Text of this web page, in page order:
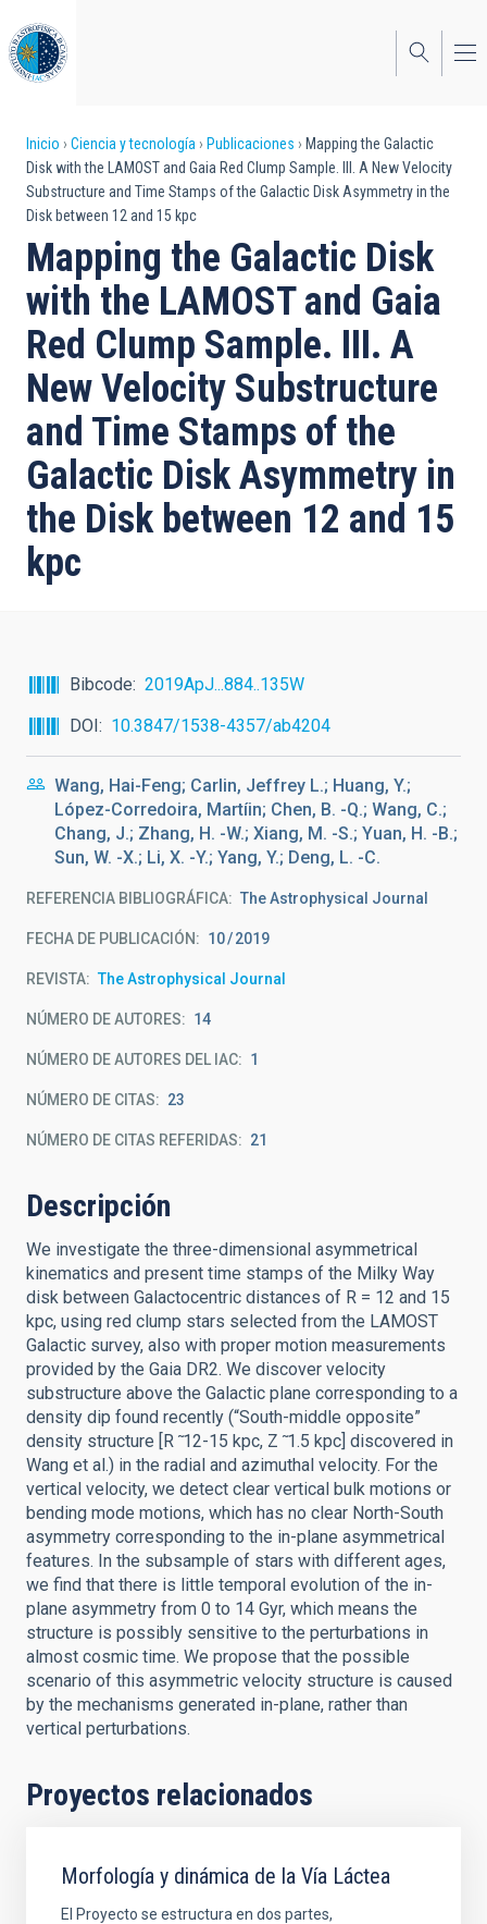
al
contenido
principal
Sobrescribir
enlaces
de
ayuda
a
la
navegación
Inicio Ciencia y tecnología Publicaciones
Mapping the Galactic
Disk with the LAMOST and Gaia Red Clump Sample. III. A New Velocity
Substructure and Time Stamps of the Galactic Disk Asymmetry in the
Disk between 12 and 15 kpc
Mapping the Galactic Disk
with the LAMOST and Gaia
Red Clump Sample. III. A
New Velocity Substructure
and Time Stamps of the
Galactic Disk Asymmetry in
the Disk between 12 and 15
kpc
Bibcode
2019ApJ...884..135W
DOI
10.3847/1538-4357/ab4204
Wang, Hai-Feng; Carlin, Jeffrey L.; Huang, Y.;
López-Corredoira, Martíin; Chen, B. -Q.; Wang, C.;
Chang, J.; Zhang, H. -W.; Xiang, M. -S.; Yuan, H. -B.;
Sun, W. -X.; Li, X. -Y.; Yang, Y.; Deng, L. -C.
REFERENCIA BIBLIOGRÁFICA The Astrophysical Journal
FECHA DE PUBLICACIÓN: 10 2019
REVISTA The Astrophysical Journal
NÚMERO DE AUTORES 14
NÚMERO DE AUTORES DEL IAC 1
NÚMERO DE CITAS 23
NÚMERO DE CITAS REFERIDAS 21
Descripción
We investigate the three-dimensional asymmetrical
kinematics and present time stamps of the Milky Way
disk between Galactocentric distances of R = 12 and 15
kpc, using red clump stars selected from the LAMOST
Galactic survey, also with proper motion measurements
provided by the Gaia DR2. We discover velocity
substructure above the Galactic plane corresponding to a
density dip found recently (“South-middle opposite”
density structure [R ̃ 12-15 kpc, Z ̃ 1.5 kpc] discovered in
Wang et al.) in the radial and azimuthal velocity. For the
vertical velocity, we detect clear vertical bulk motions or
bending mode motions, which has no clear North-South
asymmetry corresponding to the in-plane asymmetrical
features. In the subsample of stars with different ages,
we find that there is little temporal evolution of the in-
plane asymmetry from 0 to 14 Gyr, which means the
structure is possibly sensitive to the perturbations in
almost cosmic time. We propose that the possible
scenario of this asymmetric velocity structure is caused
by the mechanisms generated in-plane, rather than
vertical perturbations.
Proyectos relacionados
Morfología y dinámica de la Vía Láctea
El Proyecto se estructura en dos partes,